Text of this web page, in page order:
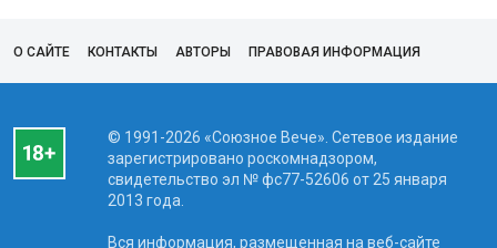
О САЙТЕ КОНТАКТЫ АВТОРЫ ПРАВОВАЯ ИНФОРМАЦИЯ
© 1991-2026 «Союзное Вече». Сетевое издание
зарегистрировано роскомнадзором,
свидетельство эл № фc77-52606 от 25 января
2013 года.
Вся информация, размещенная на веб-сайте